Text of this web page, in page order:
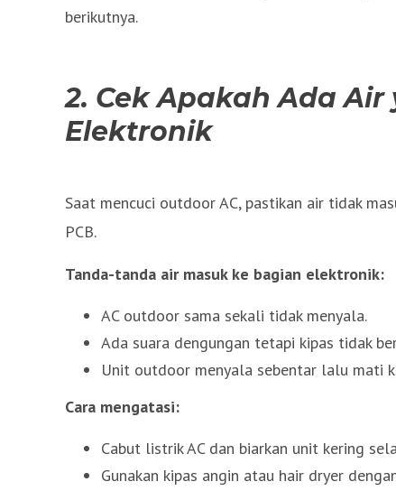
berikutnya.
2. Cek Apakah Ada
Elektronik
Saat mencuci outdoor AC, pastikan air tidak
PCB.
Tanda-tanda air masuk ke bagian elektronik:
AC outdoor sama sekali tidak menyala.
Ada suara dengungan tetapi kipas tidak
Unit outdoor menyala sebentar lalu mati
Cara mengatasi:
Cabut listrik AC dan biarkan unit kering
Gunakan kipas angin atau hair dryer